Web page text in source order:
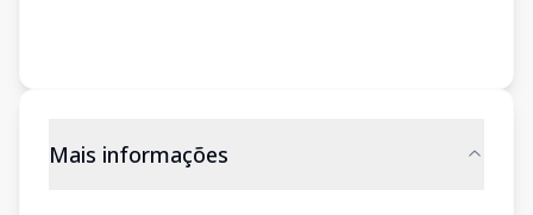
Mais informações